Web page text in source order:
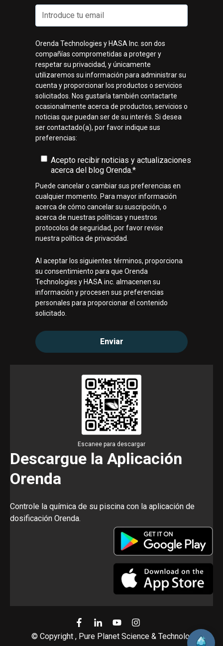
Orenda Technologies y HASA Inc. son dos
compañías comprometidas a proteger y
respetar su privacidad, y únicamente
utilizaremos su información para administrar su
cuenta y proporcionar los productos o servicios
solicitados. Nos gustaría también contactarte
ocasionalmente acerca de productos, servicios o
noticias que puedan ser de su interés. Si desea
ser contactado(a), por favor indique sus
preferencias:
Acepto recibir noticias y actualizaciones
acerca del blog Orenda.*
Puede cancelar o cambiar sus preferencias en
cualquier momento. Para mayor información
acerca de cómo cancelar su suscripción, o
acerca de nuestras políticas y nuestros
protocolos de seguridad, por favor revise
nuestra política de privacidad.
Al aceptar los siguientes términos, proporciona
su consentimiento para que Orenda
Technologies y HASA inc. almacenen su
información y procesen sus preferencias
personales para proporcionar el contenido
solicitado.
Escanee para descargar
Descargue la Aplicación
Orenda
Controle la química de su piscina con la aplicación de
dosificación Orenda.
© Copyright , Pure Planet Science & Technology, Inc.